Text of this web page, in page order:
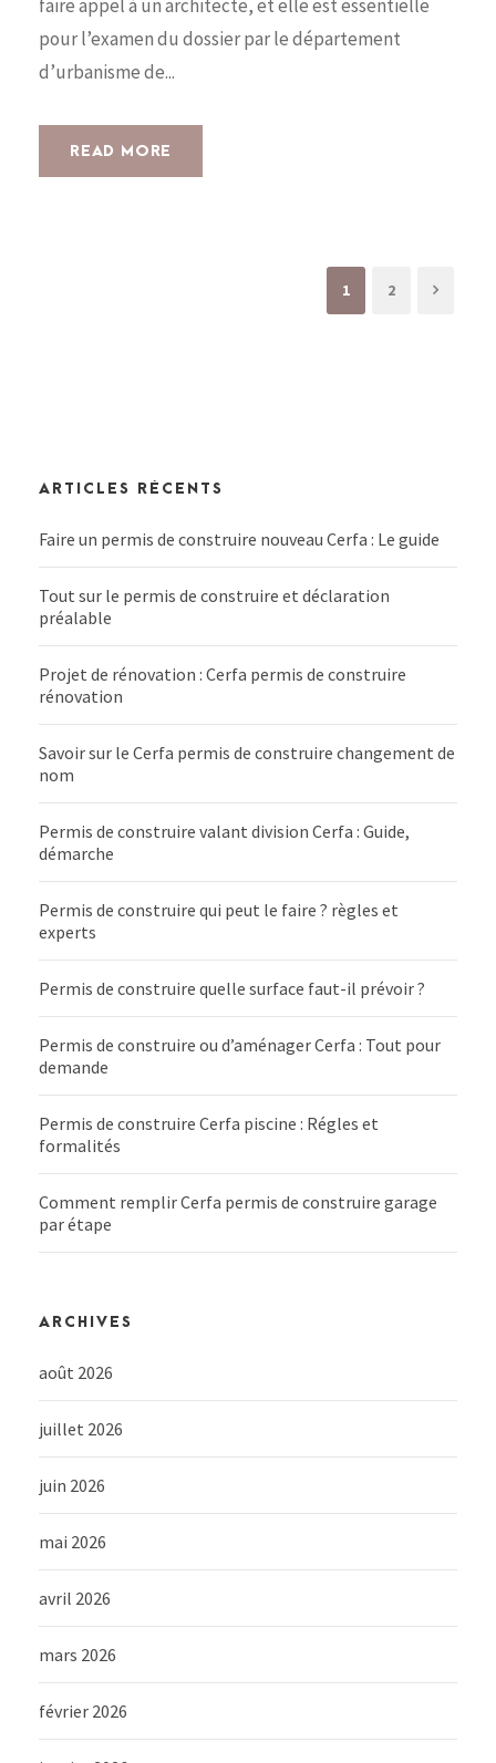
faire appel à un architecte, et elle est essentielle
pour l’examen du dossier par le département
d’urbanisme de...
READ MORE
1 2
ARTICLES RÉCENTS
Faire un permis de construire nouveau Cerfa : Le guide
Tout sur le permis de construire et déclaration
préalable
Projet de rénovation : Cerfa permis de construire
rénovation
Savoir sur le Cerfa permis de construire changement de
nom
Permis de construire valant division Cerfa : Guide,
démarche
Permis de construire qui peut le faire ? règles et
experts
Permis de construire quelle surface faut-il prévoir ?
Permis de construire ou d’aménager Cerfa : Tout pour
demande
Permis de construire Cerfa piscine : Régles et
formalités
Comment remplir Cerfa permis de construire garage
par étape
ARCHIVES
août 2026
juillet 2026
juin 2026
mai 2026
avril 2026
mars 2026
février 2026